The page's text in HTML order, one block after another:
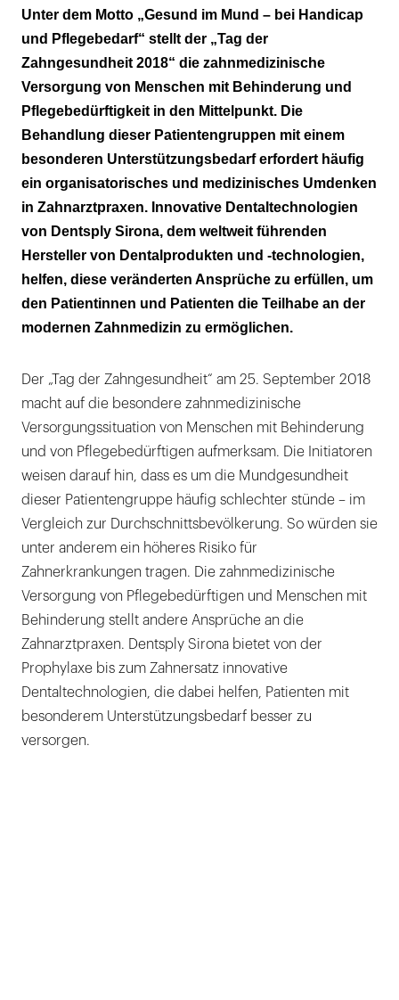
Unter dem Motto „Gesund im Mund – bei Handicap
und Pflegebedarf“ stellt der „Tag der
Zahngesundheit 2018“ die zahnmedizinische
Versorgung von Menschen mit Behinderung und
Pflegebedürftigkeit in den Mittelpunkt. Die
Behandlung dieser Patientengruppen mit einem
besonderen Unterstützungsbedarf erfordert häufig
ein organisatorisches und medizinisches Umdenken
in Zahnarztpraxen. Innovative Dentaltechnologien
von Dentsply Sirona, dem weltweit führenden
Hersteller von Dentalprodukten und -technologien,
helfen, diese veränderten Ansprüche zu erfüllen, um
den Patientinnen und Patienten die Teilhabe an der
modernen Zahnmedizin zu ermöglichen.
Der „Tag der Zahngesundheit“ am 25. September 2018
macht auf die besondere zahnmedizinische
Versorgungssituation von Menschen mit Behinderung
und von Pflegebedürftigen aufmerksam. Die Initiatoren
weisen darauf hin, dass es um die Mundgesundheit
dieser Patientengruppe häufig schlechter stünde – im
Vergleich zur Durchschnittsbevölkerung. So würden sie
unter anderem ein höheres Risiko für
Zahnerkrankungen tragen. Die zahnmedizinische
Versorgung von Pflegebedürftigen und Menschen mit
Behinderung stellt andere Ansprüche an die
Zahnarztpraxen. Dentsply Sirona bietet von der
Prophylaxe bis zum Zahnersatz innovative
Dentaltechnologien, die dabei helfen, Patienten mit
besonderem Unterstützungsbedarf besser zu
versorgen.